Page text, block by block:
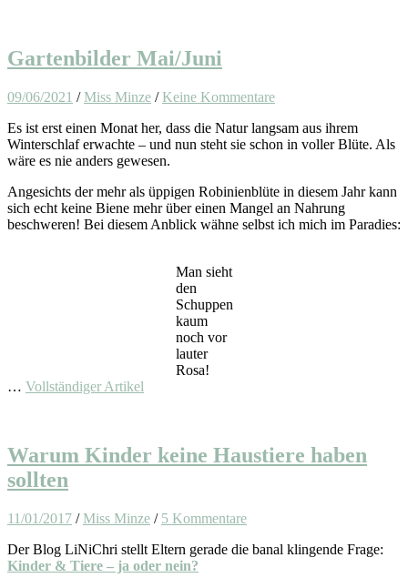
Gartenbilder Mai/Juni
09/06/2021 /Miss Minze /Keine Kommentare
Es ist erst einen Monat her, dass die Natur langsam aus ihrem
Winterschlaf erwachte – und nun steht sie schon in voller Blüte. Als
wäre es nie anders gewesen.
Angesichts der mehr als üppigen Robinienblüte in diesem Jahr kann
sich echt keine Biene mehr über einen Mangel an Nahrung
beschweren! Bei diesem Anblick wähne selbst ich mich im Paradies:
Man sieht
den
Schuppen
kaum
noch vor
lauter
Rosa!
… Vollständiger Artikel
Warum Kinder keine Haustiere haben
sollten
11/01/2017 /Miss Minze / 5 Kommentare
Der Blog LiNiChri stellt Eltern gerade die banal klingende Frage:
Kinder & Tiere – ja oder nein?